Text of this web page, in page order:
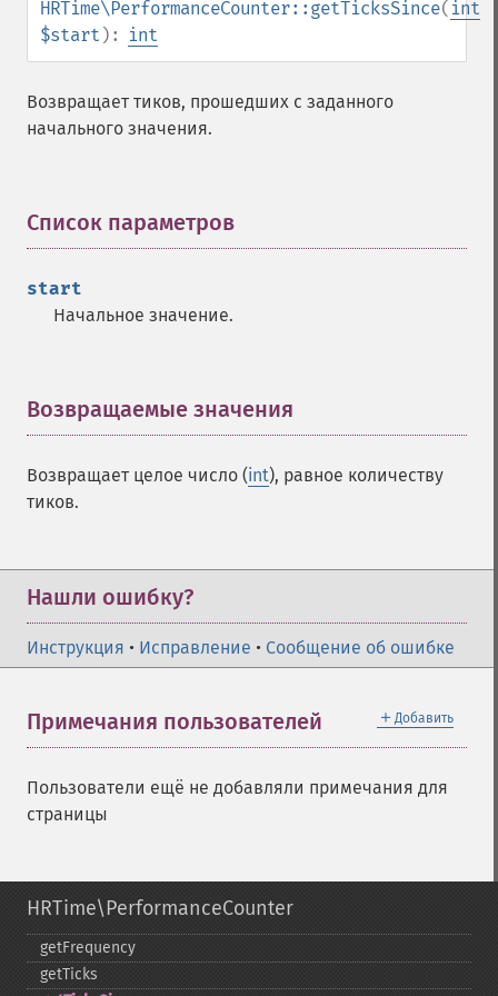
HRTime\PerformanceCounter::getTicksSince( int
$start ): int
Возвращает тиков, прошедших с заданного
начального значения.
Список параметров
start
Начальное значение.
Возвращаемые значения
Возвращает целое число (int), равное количеству
тиков.
Нашли ошибку?
Инструкция • Исправление • Сообщение об ошибке
＋ Добавить
Примечания пользователей
Пользователи ещё не добавляли примечания для
страницы
HRTime\PerformanceCounter
getFrequency
getTicks